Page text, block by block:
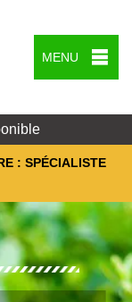
MENU
: SPÉCIALISTE